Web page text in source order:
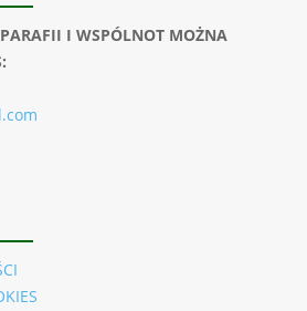
I WSPÓLNOT MOŻNA